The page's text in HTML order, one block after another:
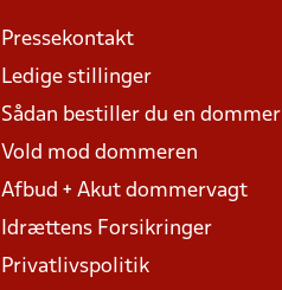
Pressekontakt
Ledige stillinger
Sådan bestiller du en dommer
Vold mod dommeren
Afbud + Akut dommervagt
Idrættens Forsikringer
Privatlivspolitik